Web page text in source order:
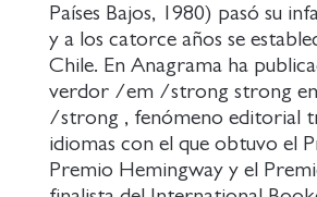
Países Bajos, 1980) pasó su
y a los catorce años se
Chile. En Anagrama ha
verdor /em /strong strong
/strong , fenómeno editorial
idiomas con el que obtuvo el
Premio Hemingway y el
cuántica, ayudó a diseñar las
desarrolló la teoría de los juegos
computador moderno. Al final de
convertido en un engranaje clave
industrial-militar, dio rienda suelta
creativo que lo llevó a contemplar
podrían amenazar la primacía de